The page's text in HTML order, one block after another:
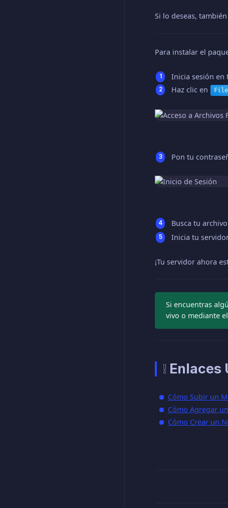
Si lo deseas,
Para instalar el
Inicia sesión en
Haz clic en
Pon tu
Busca tu archivo
Inicia tu
¡Tu servidor ahora
Si encuentras
vivo o mediante el
❕ Enlaces
Cómo Subir un
Cómo Agregar
Cómo Crear un